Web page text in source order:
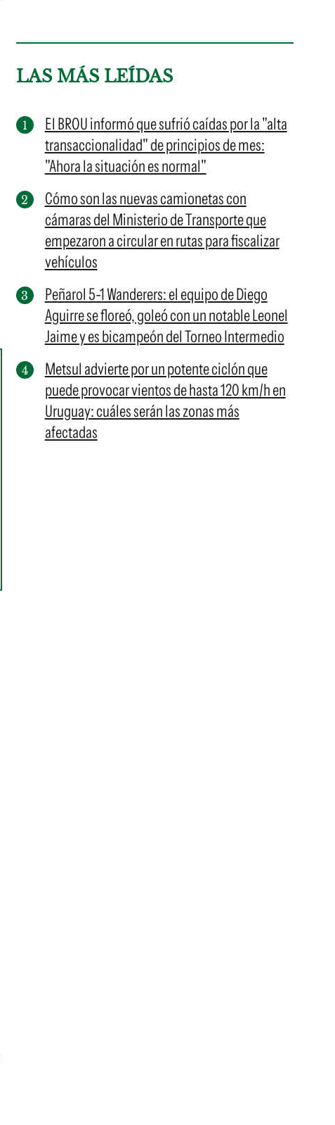
LAS MÁS LEÍDAS
El BROU informó que sufrió caídas por la "alta
transaccionalidad" de principios de mes:
"Ahora la situación es normal"
Cómo son las nuevas camionetas con
cámaras del Ministerio de Transporte que
empezaron a circular en rutas para fiscalizar
vehículos
Peñarol 5-1 Wanderers: el equipo de Diego
Aguirre se floreó, goleó con un notable Leonel
Jaime y es bicampeón del Torneo Intermedio
Metsul advierte por un potente ciclón que
puede provocar vientos de hasta 120 km/h en
Uruguay: cuáles serán las zonas más
afectadas